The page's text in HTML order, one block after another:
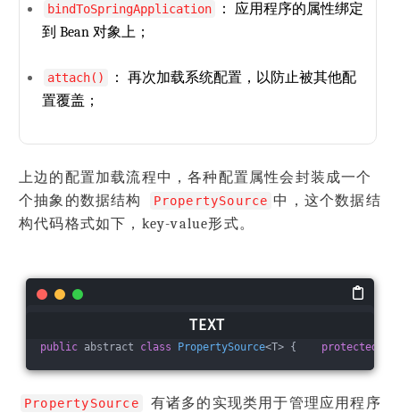
bindToSpringApplication
： 应用程序的属性绑定
到 Bean 对象上；
attach()
： 再次加载系统配置，以防止被其他配
置覆盖；
上边的配置加载流程中，各种配置属性会封装成一个
个抽象的数据结构
PropertySource 中，这个数据结
构代码格式如下，key-value形式。
public abstract class PropertySource<T> { protected
PropertySource
有诸多的实现类用于管理应用程序